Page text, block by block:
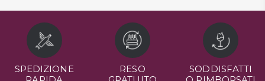
SPEDIZIONE
RESO
SODDISFATTI